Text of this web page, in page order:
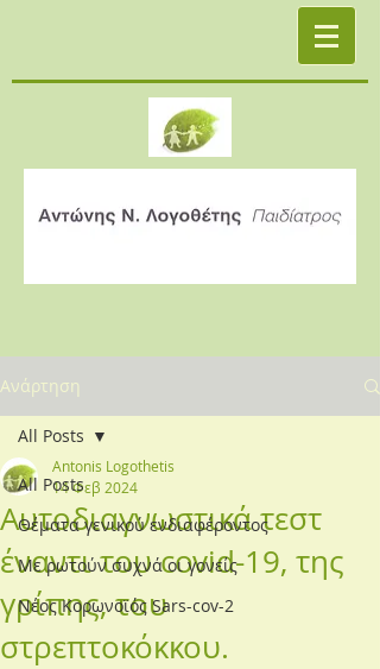
Ανάρτηση
All Posts
Θέματα γενικού ενδιαφέροντος
Με ρωτούν συχνά οι γονείς
Νέος Κορωνοϊός Sars-cov-2
All Posts
Αυτοδιαγνωστικά τεστ
έναντι του covid-19, της
γρίπης, του
στρεπτοκόκκου.
Antonis Logothetis
14 Φεβ 2024